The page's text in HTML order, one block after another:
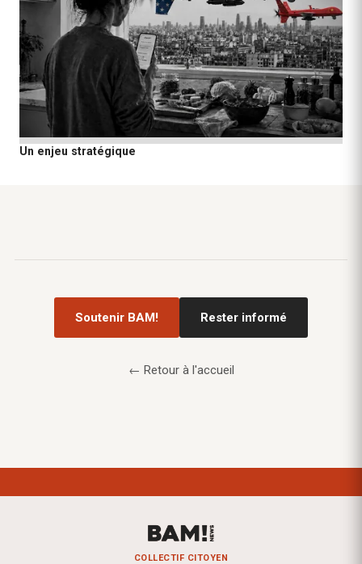
Un enjeu stratégique
Soutenir BAM! Rester informé
← Retour à l'accueil
COLLECTIF CITOYEN